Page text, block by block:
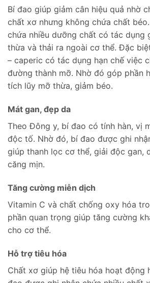
Bí đao giúp giảm cân hiệu quả nhờ
chất xơ nhưng không chứa chất
chứa nhiều dưỡng chất có tác dụng
thừa và thải ra ngoài cơ thể. Đặc
– caperic có tác dụng hạn chế việc
đường thành mỡ. Nhờ đó góp phần
tích lũy mỡ thừa, giảm béo.
Mát gan, đẹp da
Theo Đông y, bí đao có tính hàn, vị
độc tố. Nhờ đó, bí đao được ghi
giúp thanh lọc cơ thể, giải độc gan,
căng mịn.
Tăng cường miễn dịch
Vitamin C và chất chống oxy hóa
phần quan trọng giúp tăng cường
cho cơ thể.
Hỗ trợ tiêu hóa
Chất xơ giúp hệ tiêu hóa hoạt động